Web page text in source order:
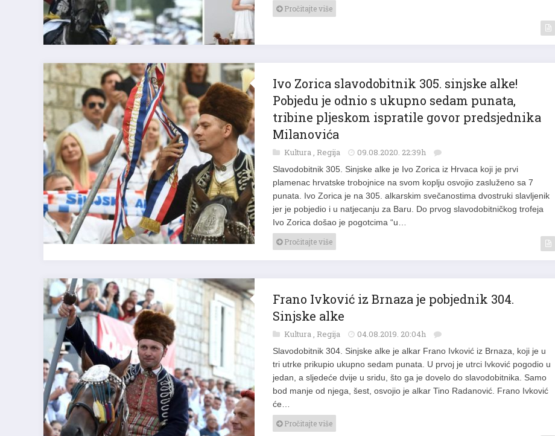
Pročitajte više
Ivo Zorica slavodobitnik 305. sinjske alke!
Pobjedu je odnio s ukupno sedam punata,
tribine pljeskom ispratile govor predsjednika
Milanovića
Kultura Regija 09.08.2020. 22:39h
Slavodobitnik 305. Sinjske alke je Ivo Zorica iz Hrvaca koji je prvi
plamenac hrvatske trobojnice na svom koplju osvojio zasluženo sa 7
punata. Ivo Zorica je na 305. alkarskim svečanostima dvostruki slavljenik
jer je pobjedio i u natjecanju za Baru. Do prvog slavodobitničkog trofeja
Ivo Zorica došao je pogotcima “u…
Pročitajte više
Frano Ivković iz Brnaza je pobjednik 304.
Sinjske alke
Kultura Regija 04.08.2019. 20:04h
Slavodobitnik 304. Sinjske alke je alkar Frano Ivković iz Brnaza, koji je u
tri utrke prikupio ukupno sedam punata. U prvoj je utrci Ivković pogodio u
jedan, a sljedeće dvije u sridu, što ga je dovelo do slavodobitnika. Samo
bod manje od njega, šest, osvojio je alkar Tino Radanović. Frano Ivković
će…
Pročitajte više